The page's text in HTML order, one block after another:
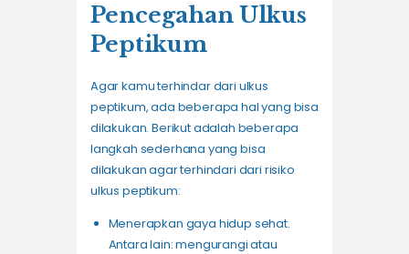
Pencegahan Ulkus
Peptikum
Agar kamu terhindar dari ulkus
peptikum, ada beberapa hal yang bisa
dilakukan. Berikut adalah beberapa
langkah sederhana yang bisa
dilakukan agar terhindari dari risiko
ulkus peptikum:
Menerapkan gaya hidup sehat.
Antara lain: mengurangi atau